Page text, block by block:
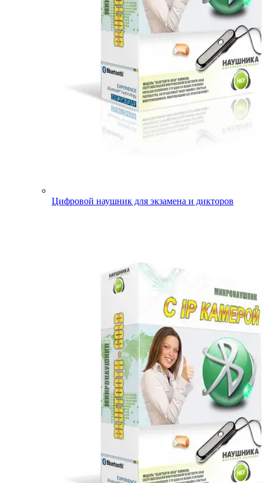
Цифровой наушник для экзамена и дикторов